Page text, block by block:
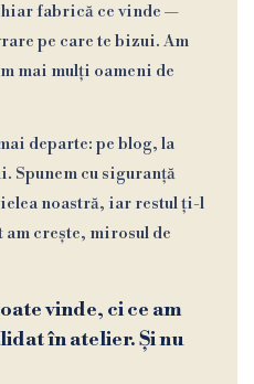
fabrică ce vinde —
pe care te bizui. Am
mai mulți oameni de
departe: pe blog, la
Spunem cu siguranță
noastră, iar restul ți-l
crește, mirosul de
vinde, ci ce am
în atelier. Și nu